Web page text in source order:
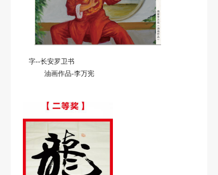
字--长安罗卫书
油画作品-李万宪